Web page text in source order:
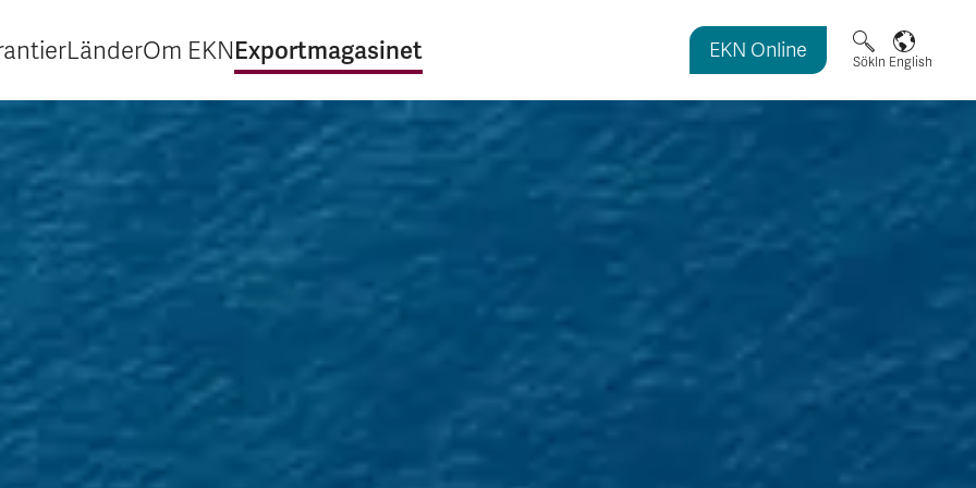
Expandera Garantier
LänderExpandera Länder
Om EKNExpandera Om EKN
Exportmagasinet
Expandera Exportmagasinet EKN Online SökIn English